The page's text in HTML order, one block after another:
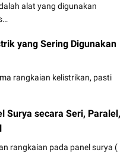
alat yang digunakan
yang Sering Digunakan
rangkaian kelistrikan, pasti
Surya secara Seri, Paralel,
rangkaian pada panel surya (